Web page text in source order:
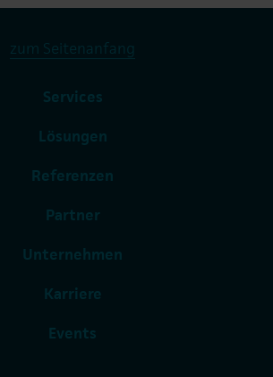
zum Seitenanfang
Services
Lösungen
Referenzen
Partner
Unternehmen
Karriere
Events